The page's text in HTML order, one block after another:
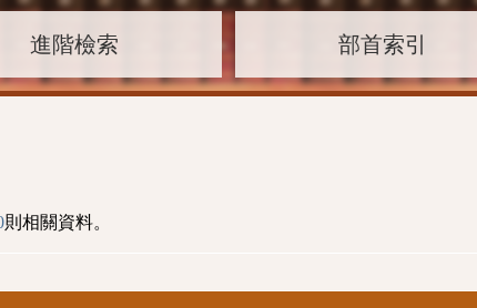
進階檢索 部首索引
則相關資料。